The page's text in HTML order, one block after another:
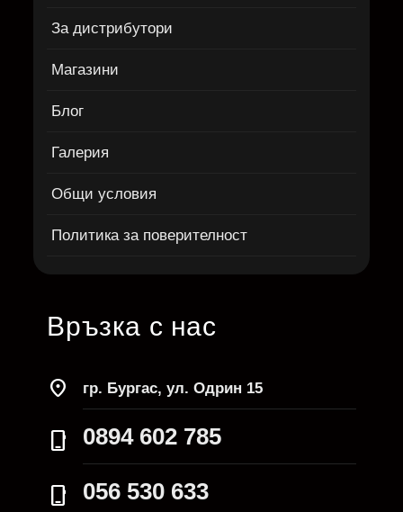
За дистрибутори
Магазини
Блог
Галерия
Общи условия
Политика за поверителност
Връзка с нас
location_on гр. Бургас, ул. Одрин 15
phone_iphone 0894 602 785
phone_iphone 056 530 633